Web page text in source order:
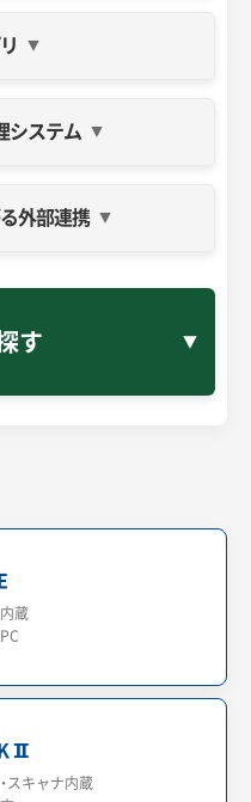
きる無料レジアプリ
通知、デジタル会員証の
ジタル会員証LINEミニア
システム
外部連携
ステムとのAPI連携によ
す
蔵
スキャナ内蔵